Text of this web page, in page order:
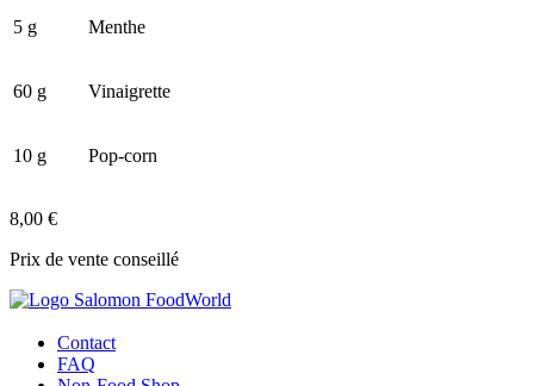
5 g Menthe
60 g Vinaigrette
10 g Pop-corn
8,00 €
Prix de vente conseillé
Contact
FAQ